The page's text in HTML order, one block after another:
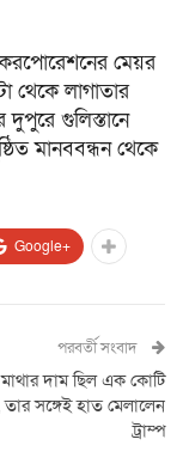
মেয়র
থেকে লাগাতার
গুলিস্তানে
মানববন্ধন থেকে
Google+
পরবর্তী সংবাদ
দাম ছিল এক কোটি
সঙ্গেই হাত মেলালেন
ট্রাম্প